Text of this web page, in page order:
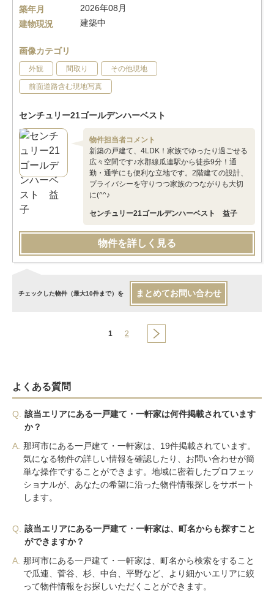
築年月
2026年08月
建物現況
建築中
画像カテゴリ
外観 間取り その他現地
前面道路含む現地写真
センチュリー21ゴールデンハーベスト
物件担当者コメント
新築の戸建て、4LDK！家族でゆったり過ごせる
広々空間です♪水郡線瓜連駅から徒歩9分！通
勤・通学にも便利な立地です。2階建ての設計、
プライバシーを守りつつ家族のつながりも大切
に(^^♪
センチュリー21ゴールデンハーベスト 益子
物件を詳しく見る
チェックした物件（最大10件まで）を まとめてお問い合わせ
1 2
よくある質問
Q.
該当エリアにある一戸建て・一軒家は何件掲載されています
か？
A. 那珂市にある一戸建て・一軒家は、19件掲載されています。
気になる物件の詳しい情報を確認したり、お問い合わせが簡
単な操作ですることができます。地域に密着したプロフェッ
ショナルが、あなたの希望に沿った物件情報探しをサポート
します。
Q.
該当エリアにある一戸建て・一軒家は、町名からも探すこと
ができますか？
A. 那珂市にある一戸建て・一軒家は、町名から検索をすること
で瓜連、菅谷、杉、中台、平野など、より細かいエリアに絞
って物件情報をお探しいただくことができます。